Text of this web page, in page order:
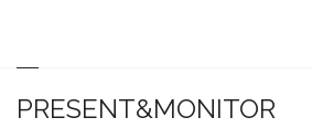
PRESENT&MONITOR